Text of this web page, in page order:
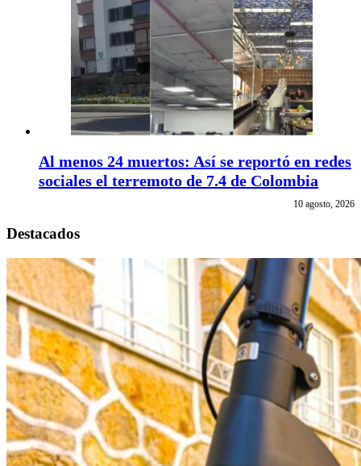
Al menos 24 muertos: Así se reportó en redes
sociales el terremoto de 7.4 de Colombia
10 agosto, 2026
Destacados